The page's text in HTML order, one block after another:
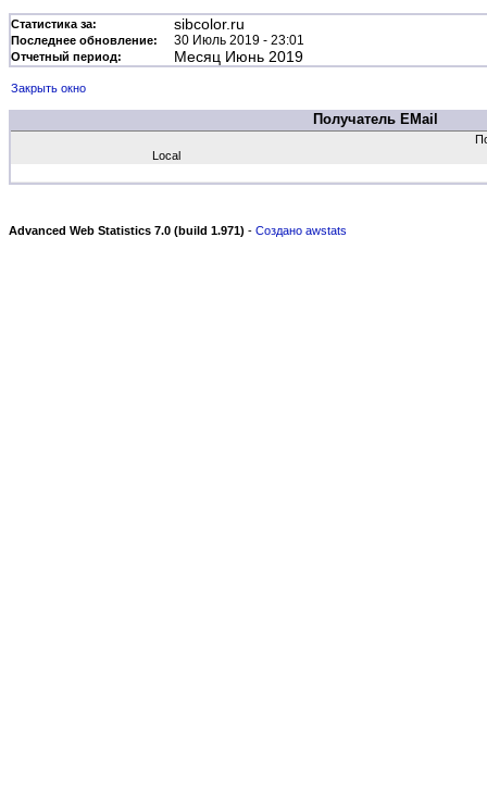
Статистика за: sibcolor.ru
Последнее обновление: 30 Июль 2019 - 23:01
Отчетный период: Месяц Июнь 2019
Закрыть окно
Получатель EMail
Local
Advanced Web Statistics 7.0 (build 1.971) - Создано awstats